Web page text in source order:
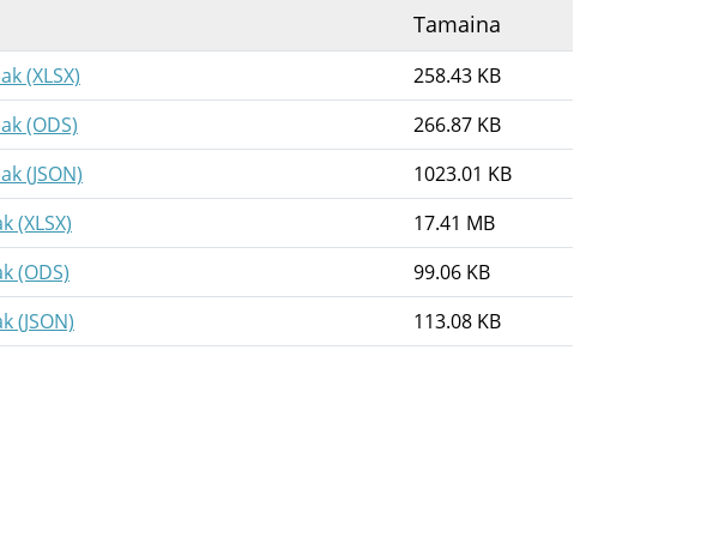
Tamaina
(XLSX)
258.43 KB
(ODS)
266.87 KB
(JSON)
1023.01 KB
(XLSX)
17.41 MB
(ODS)
99.06 KB
(JSON)
113.08 KB